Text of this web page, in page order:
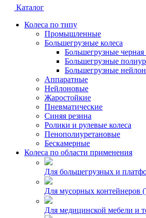
Каталог
Колеса по типу
Промышленные
Большегрузные колеса
Большегрузные черная
Большегрузные
Большегрузные
Аппаратные
Нейлоновые
Жаростойкие
Пневматические
Синяя резина
Ролики и рулевые колеса
Пенополиуретановые
Бескамерные
Колеса по области применения
Для большегрузных и
Для мусорных контейнеров
Для медицинской мебели и